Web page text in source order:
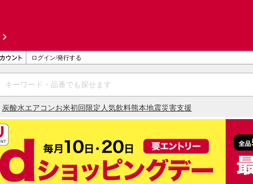
ログイン/発行する
炭酸水エアコンお米初回限定 人気飲料熊本地震災害支援